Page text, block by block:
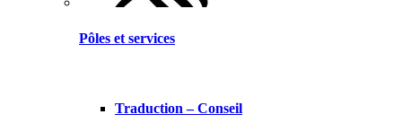
Pôles et services
Traduction – Conseil